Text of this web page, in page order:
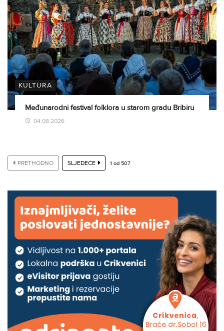
KULTURA
Međunarodni festival folklora u starom gradu Bribiru
04.08.2026
PRETHODNO SLJEDEĆE 1 od 507